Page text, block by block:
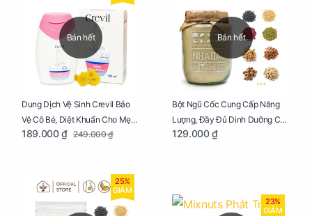
Bán hết
Dung Dịch Vệ Sinh Crevil Bảo
Vệ Cô Bé, Diệt Khuẩn Cho Mẹ
Bầu Chai 100ml
189.000 ₫ 249.000 ₫
Bán hết
Bột Ngũ Cốc Cung Cấp Năng
Lượng, Đầy Đủ Dinh Dưỡng Cho
Mẹ Bầu Hũ 250g
129.000 ₫
25%
GIẢM
23%
GIẢM